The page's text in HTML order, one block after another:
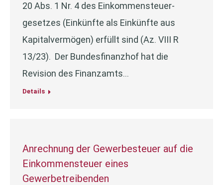
20 Abs. 1 Nr. 4 des Einkommensteuer-
gesetzes (Einkünfte als Einkünfte aus
Kapitalvermögen) erfüllt sind (Az. VIII R
13/23). Der Bundesfinanzhof hat die
Revision des Finanzamts…
Details
Anrechnung der Gewerbesteuer auf die
Einkommensteuer eines
Gewerbetreibenden